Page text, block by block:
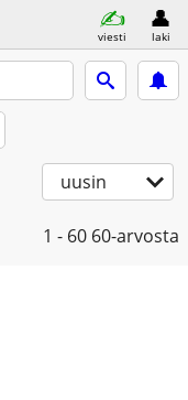
viesti laki
uusin
1 - 60 60-arvosta